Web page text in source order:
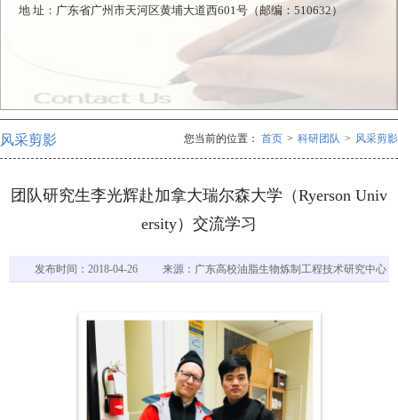
地 址：广东省广州市天河区黄埔大道西601号（邮编：510632）
风采剪影 您当前的位置： 首页 > 科研团队 > 风采剪影
团队研究生李光辉赴加拿大瑞尔森大学（Ryerson Univ
ersity）交流学习
发布时间：2018-04-26 来源：广东高校油脂生物炼制工程技术研究中心